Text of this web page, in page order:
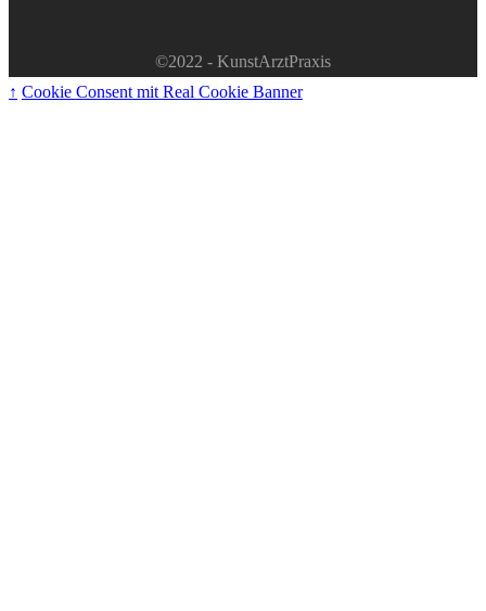
©2022 - KunstArztPraxis
↑ Cookie Consent mit Real Cookie Banner